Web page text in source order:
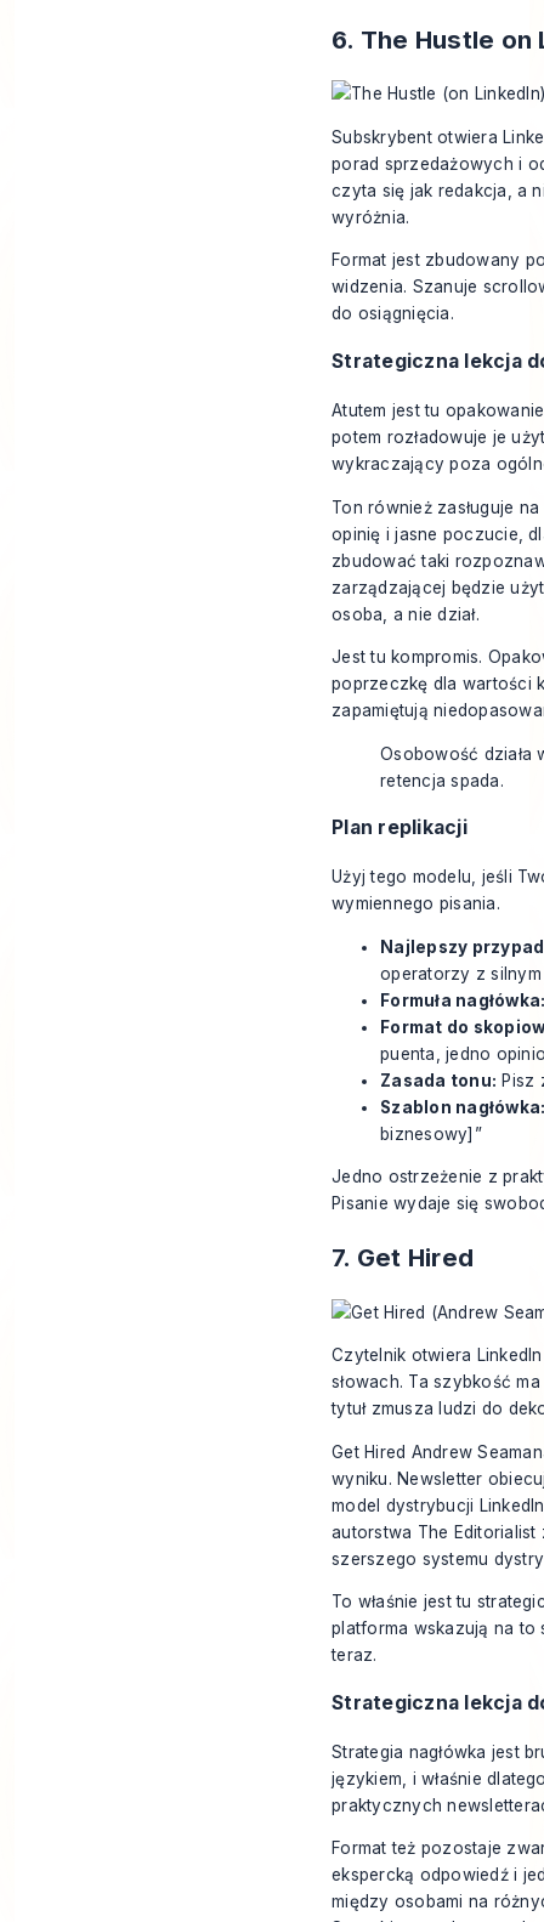
6. The Hustle on
Subskrybent otwiera
porad sprzedażowych i
czyta się jak redakcja, a
wyróżnia.
Format jest zbudowany
widzenia. Szanuje
do osiągnięcia.
Strategiczna lekcja
Atutem jest tu
potem rozładowuje je
wykraczający poza
Ton również zasługuje
opinię i jasne poczucie,
zbudować taki
zarządzającej będzie
osoba, a nie dział.
Jest tu kompromis.
poprzeczkę dla wartości
zapamiętują
Osobowość działa
retencja spada.
Plan replikacji
Użyj tego modelu, jeśli
wymiennego pisania.
Najlepszy
operatorzy z
Formuła
Format do
puenta, jedno
Zasada tonu: Pisz
Szablon
biznesowy]”
Jedno ostrzeżenie z
Pisanie wydaje się
7. Get Hired
Czytelnik otwiera
słowach. Ta szybkość
tytuł zmusza ludzi do
Get Hired Andrew
wyniku. Newsletter
model dystrybucji
autorstwa The Editorialist
szerszego systemu
To właśnie jest tu
platforma wskazują na
teraz.
Strategiczna lekcja
Strategia nagłówka jest
językiem, i właśnie
praktycznych
Format też pozostaje
ekspercką odpowiedź i
między osobami na